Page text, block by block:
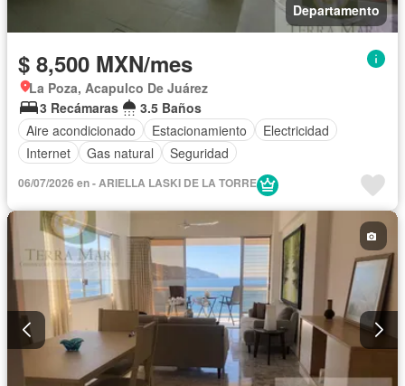
Departamento
$ 8,500 MXN/mes
La Poza, Acapulco De Juárez
3 Recámaras
3.5 Baños
Aire acondicionado
Estacionamiento
Electricidad
Internet
Gas natural Seguridad
06/07/2026 en - ARIELLA LASKI DE LA TORRE